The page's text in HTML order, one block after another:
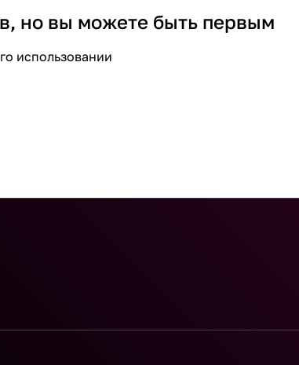
но вы можете быть первым
использовании